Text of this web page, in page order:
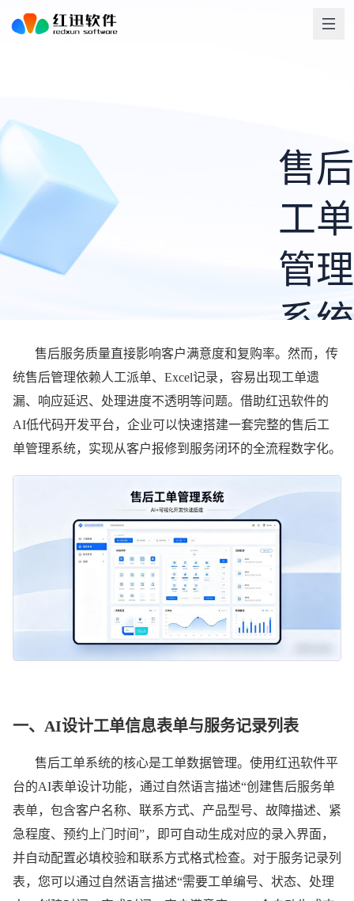
售后
工单
管理
系统
快速
搭建
方
案，
红迅
AI低
代码
平台
助力
客户
服务
售后服务质量直接影响客户满意度和复购率。然而，传
统售后管理依赖人工派单、Excel记录，容易出现工单遗
漏、响应延迟、处理进度不透明等问题。借助红迅软件的
AI低代码开发平台，企业可以快速搭建一套完整的售后工
单管理系统，实现从客户报修到服务闭环的全流程数字化。
一、 AI设计工单信息表单与服务记录列表
售后工单系统的核心是工单数据管理。使用红迅软件平
台的AI表单设计功能，通过自然语言描述“创建售后服务单
表单，包含客户名称、联系方式、产品型号、故障描述、紧
急程度、预约上门时间”，即可自动生成对应的录入界面，
并自动配置必填校验和联系方式格式检查。对于服务记录列
表，您可以通过自然语言描述“需要工单编号、状态、处理